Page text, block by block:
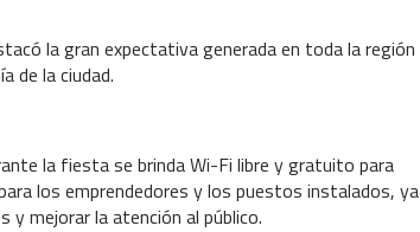
la gran expectativa generada en toda la región
de la ciudad.
la fiesta se brinda Wi-Fi libre y gratuito para
los emprendedores y los puestos instalados, ya
mejorar la atención al público.